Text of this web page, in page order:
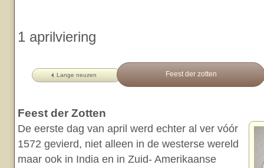
1 aprilviering
Lange neuzen Feest der zotten
Feest der Zotten
De eerste dag van april werd echter al ver vóór
1572 gevierd, niet alleen in de westerse wereld
maar ook in India en in Zuid- Amerikaanse